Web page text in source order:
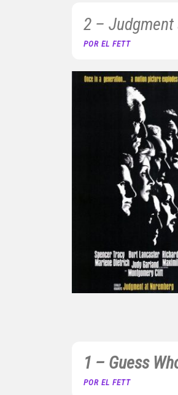
2 – Judgment
POR EL FETT
1 – Guess
POR EL FETT